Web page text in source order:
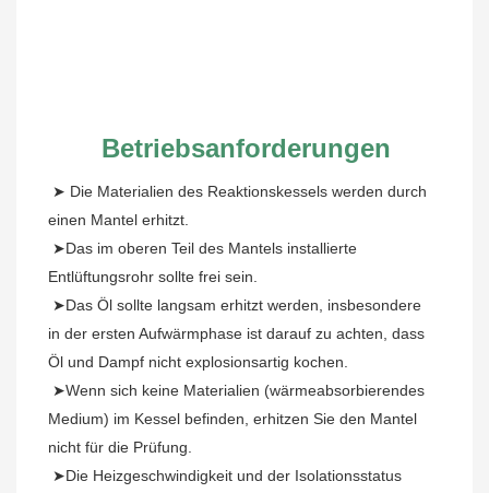
Betriebsanforderungen
➤ Die Materialien des Reaktionskessels werden durch
einen Mantel erhitzt.
Entlüftungsrohr sollte frei sein.
in der ersten Aufwärmphase ist darauf zu achten, dass
Öl und Dampf nicht explosionsartig kochen.
Medium) im Kessel befinden, erhitzen Sie den Mantel
nicht für die Prüfung.